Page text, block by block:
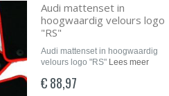
Audi mattenset in
hoogwaardig velours logo
"RS"
Audi mattenset in hoogwaardig
velours logo "RS" Lees meer
€ 88,97